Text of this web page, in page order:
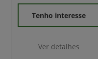
Tenho interesse
Ver detalhes